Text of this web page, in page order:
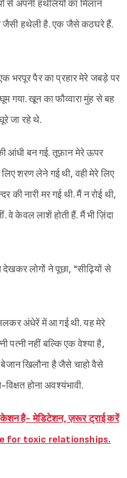
अपनी हथेलियों का मिलान
जैसी हथेली है. एक जैसे कठघरे हैं.
भरपूर पैर का प्रहार मेरे जबड़े पर
गया. खून का फौव्वारा मुंह से बह
जा रहे थे.
आंधी बन गई. तूफ़ान मेरे ऊपर
शरण लेने गई थी, वही मेरे लिए
की नारी मर गई थी. मैं न रोई थी,
वे केवल लाशें होती हैं. मैं भी ज़िंदा
लोगों ने पूछा, "सीढ़ियों से
अंधेरें में आ गई थी. यह मेरे
पत्नी नहीं बल्कि एक वेश्या है,
खिलौना है जैसे चाहो वैसे
होना अवश्यंभावी.
है- मेडिटेशन, ज़रूर ट्राई करें
for toxic relationships.